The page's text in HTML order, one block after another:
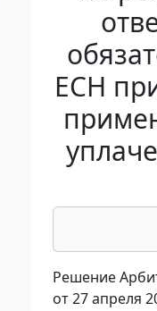
ЕСН
Решение
от 27 апреля